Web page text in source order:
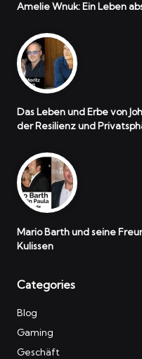
Amelie Wnuk: Ein Leben
Das Leben und Erbe von
der Resilienz und
Mario Barth und seine
Kulissen
Categories
Blog
Gaming
Geschäft